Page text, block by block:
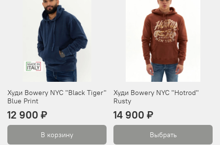
Худи Bowery NYC "Black Tiger"
Blue Print
12 900 ₽
В корзину
Худи Bowery NYC "Hotrod"
Rusty
14 900 ₽
Выбрать